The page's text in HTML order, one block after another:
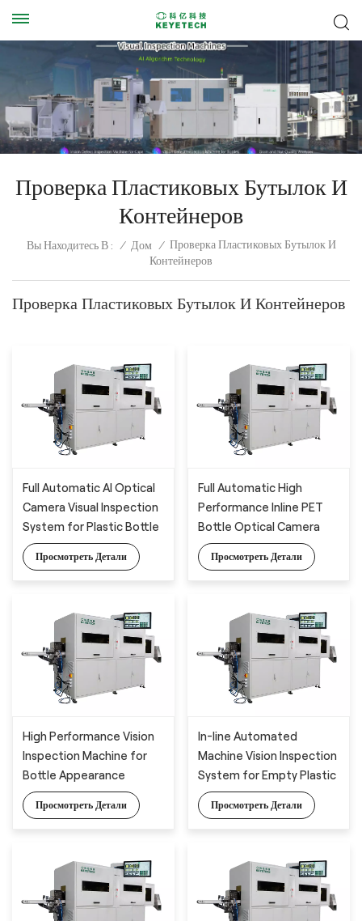
Проверка Пластиковых Бутылок И
Контейнеров
Вы Находитесь В : / Дом / Проверка Пластиковых Бутылок И
Контейнеров
Проверка Пластиковых Бутылок И Контейнеров
Full Automatic AI Optical
Camera Visual Inspection
System for Plastic Bottle
Detection
Просмотреть Детали
Full Automatic High
Performance Inline PET
Bottle Optical Camera
Control Inspection
System.
Просмотреть Детали
High Performance Vision
Inspection Machine for
Bottle Appearance
Detection with Deep
Learning Algorithm
Просмотреть Детали
In-line Automated
Machine Vision Inspection
System for Empty Plastic
Bottles
Просмотреть Детали